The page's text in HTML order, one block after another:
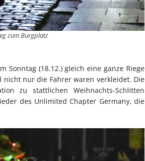
zum Burgplatz
Sonntag (18.12.) gleich eine ganze Riege
nur die Fahrer waren verkleidet. Die
zu stattlichen Weihnachts-Schlitten
des Unlimited Chapter Germany, die